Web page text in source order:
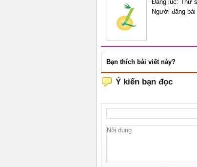
Đăng lúc: Thứ
Người đăng bài
Bạn thích bài viết này?